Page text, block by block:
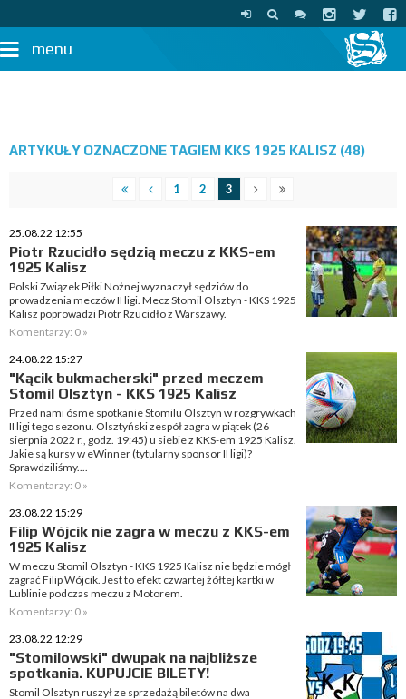
menu
ARTYKUŁY OZNACZONE TAGIEM KKS 1925 KALISZ (48)
1 2 3
25.08.22 12:55
Piotr Rzucidło sędzią meczu z KKS-em
1925 Kalisz
Polski Związek Piłki Nożnej wyznaczył sędziów do
prowadzenia meczów II ligi. Mecz Stomil Olsztyn - KKS 1925
Kalisz poprowadzi Piotr Rzucidło z Warszawy.
Komentarzy: 0 »
24.08.22 15:27
"Kącik bukmacherski" przed meczem
Stomil Olsztyn - KKS 1925 Kalisz
Przed nami ósme spotkanie Stomilu Olsztyn w rozgrywkach
II ligi tego sezonu. Olsztyński zespół zagra w piątek (26
sierpnia 2022 r., godz. 19:45) u siebie z KKS-em 1925 Kalisz.
Jakie są kursy w eWinner (tytularny sponsor II ligi)?
Sprawdziliśmy....
Komentarzy: 0 »
23.08.22 15:29
Filip Wójcik nie zagra w meczu z KKS-em
1925 Kalisz
W meczu Stomil Olsztyn - KKS 1925 Kalisz nie będzie mógł
zagrać Filip Wójcik. Jest to efekt czwartej żółtej kartki w
Lublinie podczas meczu z Motorem.
Komentarzy: 0 »
23.08.22 12:29
"Stomilowski" dwupak na najbliższe
spotkania. KUPUJCIE BILETY!
Stomil Olsztyn ruszył ze sprzedażą biletów na dwa